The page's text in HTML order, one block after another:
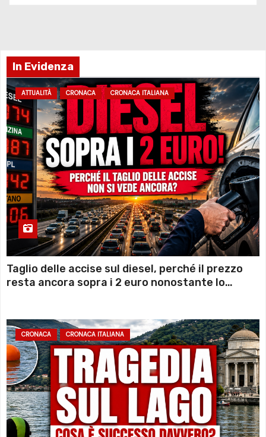
In Evidenza
ATTUALITÀ CRONACA CRONACA ITALIANA
Taglio delle accise sul diesel, perché il prezzo
resta ancora sopra i 2 euro nonostante lo
CRONACA CRONACA ITALIANA